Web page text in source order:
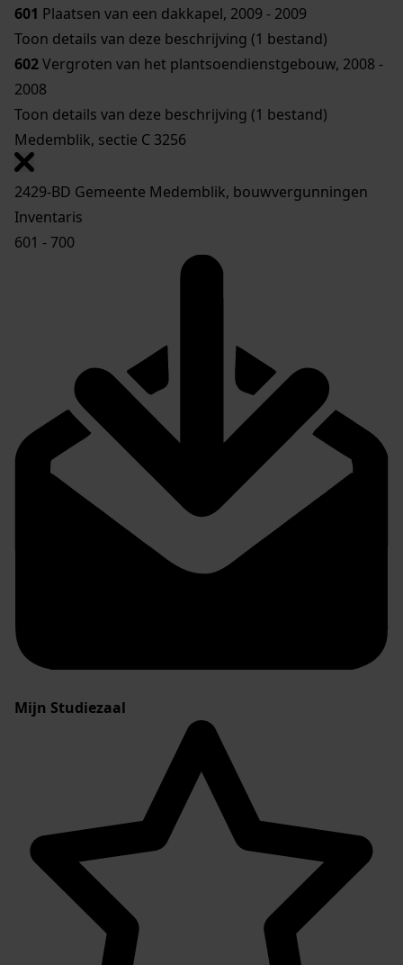
601 Plaatsen van een dakkapel, 2009 - 2009
Toon details van deze beschrijving (1 bestand)
602Vergroten van het plantsoendienstgebouw, 2008 -
2008
Toon details van deze beschrijving (1 bestand)
Medemblik, sectie C 3256
2429-BD Gemeente Medemblik, bouwvergunningen
Inventaris
601 - 700
Mijn Studiezaal